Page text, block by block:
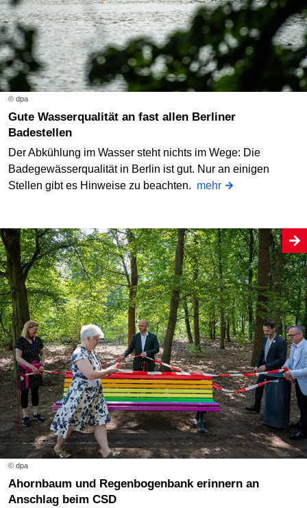
© dpa
Gute Wasserqualität an fast allen Berliner
Badestellen
Der Abkühlung im Wasser steht nichts im Wege: Die
Badegewässerqualität in Berlin ist gut. Nur an einigen
Stellen gibt es Hinweise zu beachten. mehr
© dpa
Ahornbaum und Regenbogenbank erinnern an
Anschlag beim CSD